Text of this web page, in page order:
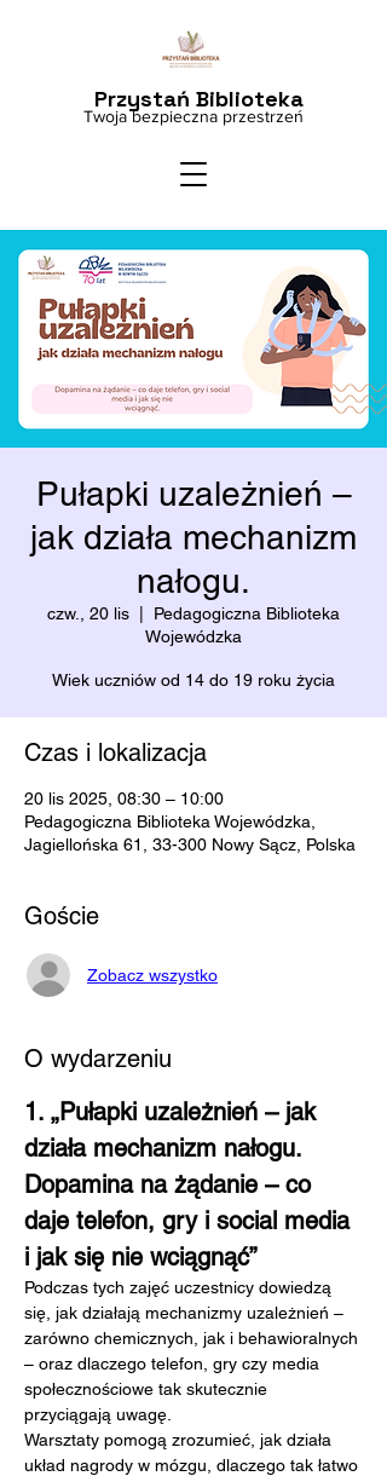
Twoja bezpieczna przestrzeń
Przystań Biblioteka
Pułapki uzależnień –
jak działa mechanizm
nałogu.
czw., 20 lis
Pedagogiczna Biblioteka
Wojewódzka
Wiek uczniów od 14 do 19 roku życia
Czas i lokalizacja
20 lis 2025, 08:30 – 10:00
Pedagogiczna Biblioteka Wojewódzka,
Jagiellońska 61, 33-300 Nowy Sącz, Polska
Goście
Zobacz wszystko
O wydarzeniu
1. „Pułapki uzależnień – jak
działa mechanizm nałogu.
Dopamina na żądanie – co
daje telefon, gry i social media
i jak się nie wciągnąć”
Podczas tych zajęć uczestnicy dowiedzą
się, jak działają mechanizmy uzależnień –
zarówno chemicznych, jak i behawioralnych
– oraz dlaczego telefon, gry czy media
społecznościowe tak skutecznie
przyciągają uwagę.
Warsztaty pomogą zrozumieć, jak działa
układ nagrody w mózgu, dlaczego tak łatwo